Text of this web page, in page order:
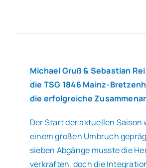
Verein
Michael Gruß & Sebastian
die TSG 1846 Mainz-
die erfolgreiche
Der Start der aktuellen Saison
einem großen Umbruch
sieben Abgänge musste die
verkraften, doch die